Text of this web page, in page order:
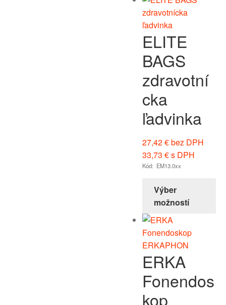
ELITE
BAGS
zdravotní
cka
ľadvinka
27,42€bez DPH
33,73 €s DPH
Kód: EM13.0xx
Výber
možností
ERKA
Fonendos
kop